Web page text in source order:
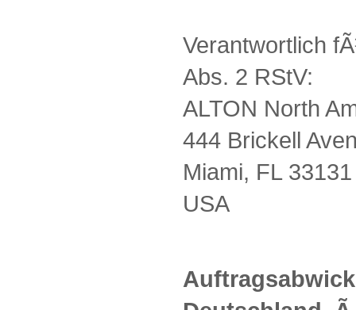
Verantwortlich
Abs. 2 RStV:
ALTON North
444 Brickell
Miami, FL 33131
USA